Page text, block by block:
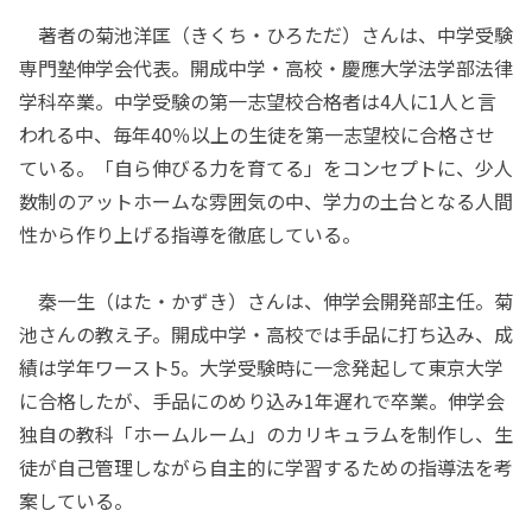
著者の菊池洋匡（きくち・ひろただ）さんは、中学受験
専門塾伸学会代表。開成中学・高校・慶應大学法学部法律
学科卒業。中学受験の第一志望校合格者は4人に1人と言
われる中、毎年40％以上の生徒を第一志望校に合格させ
ている。「自ら伸びる力を育てる」をコンセプトに、少人
数制のアットホームな雰囲気の中、学力の土台となる人間
性から作り上げる指導を徹底している。
秦一生（はた・かずき）さんは、伸学会開発部主任。菊
池さんの教え子。開成中学・高校では手品に打ち込み、成
績は学年ワースト5。大学受験時に一念発起して東京大学
に合格したが、手品にのめり込み1年遅れで卒業。伸学会
独自の教科「ホームルーム」のカリキュラムを制作し、生
徒が自己管理しながら自主的に学習するための指導法を考
案している。